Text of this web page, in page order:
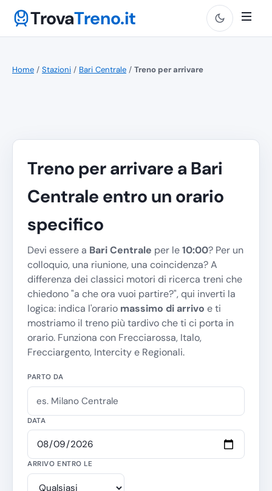
TrovaTreno.it
Home / Stazioni / Bari Centrale / Treno per arrivare
Treno per arrivare a Bari
Centrale entro un orario
specifico
Devi essere a Bari Centrale per le10:00? Per un
colloquio, una riunione, una coincidenza? A
differenza dei classici motori di ricerca treni che
chiedono "a che ora vuoi partire?", qui inverti la
logica: indica l'orario massimo di arrivo e ti
mostriamo il treno più tardivo che ti ci porta in
orario. Funziona con Frecciarossa, Italo,
Frecciargento, Intercity e Regionali.
PARTO DA
DATA
ARRIVO ENTRO LE